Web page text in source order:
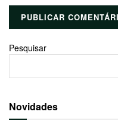
Pesquisar
Novidades